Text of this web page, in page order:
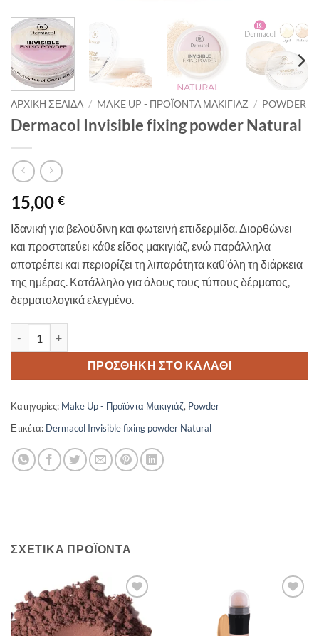
ΑΡΧΙΚΉ ΣΕΛΊΔΑ / MAKE UP - ΠΡΟΪΌΝΤΑ ΜΑΚΙΓΙΆΖ / POWDER
Dermacol Invisible fixing powder Natural
15,00 €
Ιδανική για βελούδινη και φωτεινή επιδερμίδα. Διορθώνει
και προστατεύει κάθε είδος μακιγιάζ, ενώ παράλληλα
αποτρέπει και περιορίζει τη λιπαρότητα καθ’όλη τη διάρκεια
της ημέρας. Κατάλληλο για όλους τους τύπους δέρματος,
δερματολογικά ελεγμένο.
ΠΡΟΣΘΉΚΗ ΣΤΟ ΚΑΛΆΘΙ
Κατηγορίες: Make Up - Προϊόντα Μακιγιάζ, Powder
Ετικέτα: Dermacol Invisible fixing powder Natural
ΣΧΕΤΙΚΆ ΠΡΟΪΌΝΤΑ
Add to
Wishlist